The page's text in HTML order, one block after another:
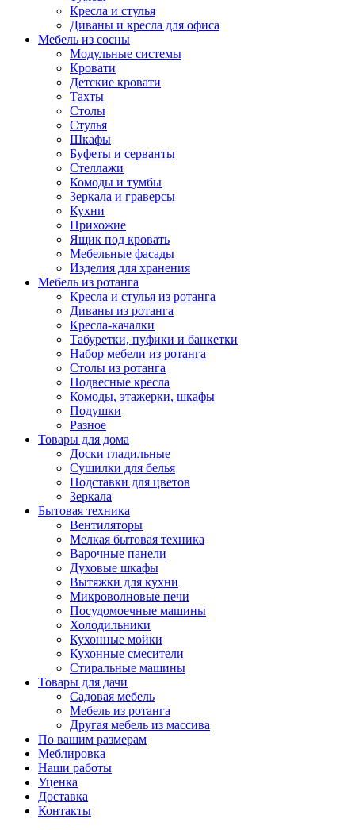
Кресла и стулья
Диваны и кресла для офиса
Мебель из сосны
Модульные системы
Кровати
Детские кровати
Тахты
Столы
Стулья
Шкафы
Буфеты и серванты
Стеллажи
Комоды и тумбы
Зеркала и граверсы
Кухни
Прихожие
Ящик под кровать
Мебельные фасады
Изделия для хранения
Мебель из ротанга
Кресла и стулья из ротанга
Диваны из ротанга
Кресла-качалки
Табуретки, пуфики и банкетки
Набор мебели из ротанга
Столы из ротанга
Подвесные кресла
Комоды, этажерки, шкафы
Подушки
Разное
Товары для дома
Доски гладильные
Сушилки для белья
Подставки для цветов
Зеркала
Бытовая техника
Вентиляторы
Мелкая бытовая техника
Варочные панели
Духовые шкафы
Вытяжки для кухни
Микроволновые печи
Посудомоечные машины
Холодильники
Кухонные мойки
Кухонные смесители
Стиральные машины
Товары для дачи
Садовая мебель
Мебель из ротанга
Другая мебель из массива
По вашим размерам
Меблировка
Наши работы
Уценка
Доставка
Контакты